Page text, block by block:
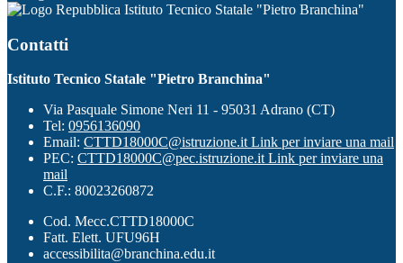
Istituto Tecnico Statale "Pietro Branchina"
Contatti
Istituto Tecnico Statale "Pietro Branchina"
Via Pasquale Simone Neri 11 - 95031 Adrano (CT)
Tel: 0956136090
Email: CTTD18000C@istruzione.it Link per inviare una mail
PEC: CTTD18000C@pec.istruzione.it Link per inviare una
mail
C.F.: 80023260872
Cod. Mecc.CTTD18000C
Fatt. Elett. UFU96H
accessibilita@branchina.edu.it